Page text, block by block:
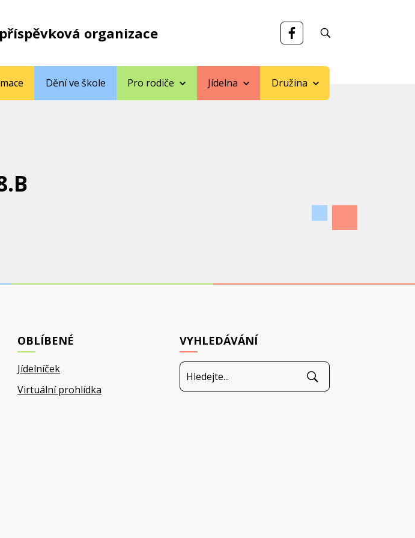
organizace
Dění ve škole Pro rodiče Jídelna Družina
OBLÍBENÉ
Jídelníček
Virtuální prohlídka
VYHLEDÁVÁNÍ